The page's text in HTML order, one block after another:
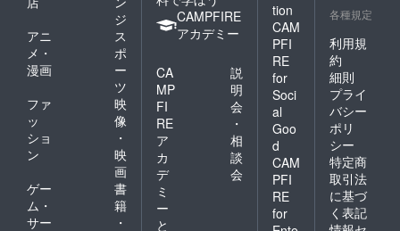
万円を2
援の場
合 リ
ターン
セット
×2 グッ
ズセッ
ト×1 ※3
万円を3
口ご支
援の場
合 リ
ターン
セット
×3 グッ
ジ
アニ
メ・
漫画
ス
ポ
ー
ツ
ファ
ッ
ショ
ン
映
像
・
映
画
ゲー
ム・
サー
書
籍
・
CAMPFIRE
アカデミー
CA
MP
FI
RE
ア
カ
デ
ミ
ー
と
説
明
会
・
相
談
会
tion
CAM
PFI
RE
for
Soci
al
Goo
d
CAM
PFI
RE
for
各種規定
利用規
約
細則
プライ
バシー
ポリ
シー
特定商
取引法
に基づ
く表記